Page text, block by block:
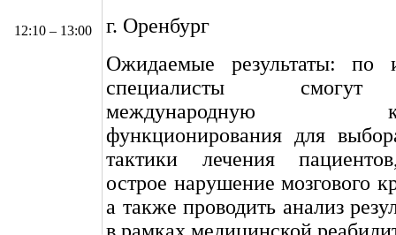
12:10 – 13:00
г. Оренбург
Ожидаемые результаты: по
специалисты смогут
международную
функционирования для
тактики лечения
острое нарушение мозгового
а также проводить анализ
в рамках медицинской